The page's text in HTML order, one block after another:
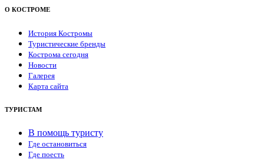
О КОСТРОМЕ
История Костромы
Туристические бренды
Кострома сегодня
Новости
Галерея
Карта сайта
ТУРИСТАМ
В помощь туристу
Где остановиться
Где поесть